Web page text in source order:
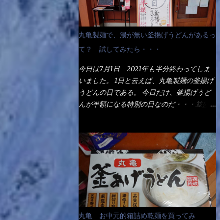
丸亀製麺で、湯が無い釜揚げうどんがあるっ
て？ 試してみたら・・・
今日は7月1日 2021年も半分終わってしま
いました。 1日と云えば、丸亀製麺の釜揚げ
うどんの日である。 今日だけ、釜揚げうど
んが半額になる特別の日なのだ・・・並盛
いことが2つある！ 1つめは釜揚げうどんの
湯が無い注文が通るか？ 釜揚げうどんは、
木の桶に茹で湯と共に＜うどん＞が泳いでる
～ でもコレって食べきるまで湯に浸かって
いるわけで、最初と最後では麺の固さという
かコシが違う！ だったら湯なんか要らない
じゃん！ 茹で上げ直後の麺だけいいよ！と
丸亀 お中元的箱詰め乾麺を買ってみ